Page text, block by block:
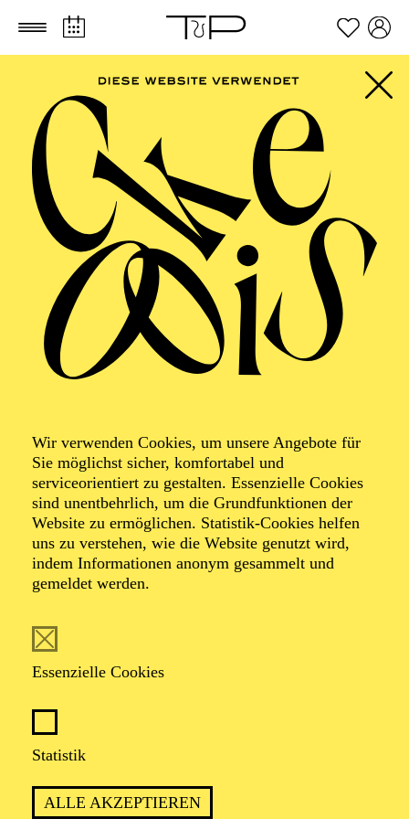
Zum Hauptinhalt springen Zum Footer springen
Wir verwenden Cookies, um unsere Angebote für
Sie möglichst sicher, komfortabel und
serviceorientiert zu gestalten. Essenzielle Cookies
sind unentbehrlich, um die Grundfunktionen der
Website zu ermöglichen. Statistik-Cookies helfen
uns zu verstehen, wie die Website genutzt wird,
indem Informationen anonym gesammelt und
gemeldet werden.
Essenzielle Cookies
Statistik
ALLE AKZEPTIEREN
Foto: Johan Sandberg
der Folkwang Universität der Künste und hat die Bühne